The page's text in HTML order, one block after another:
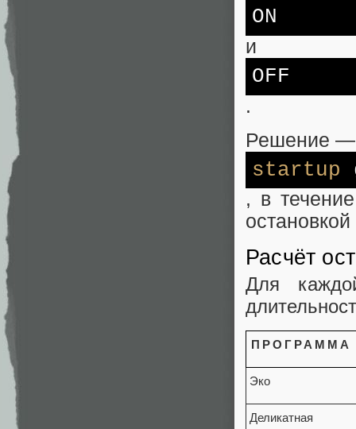
ON
и
OFF
.
Решение —
startup
, в
Расчёт
Для
ПРОГРАММА
Эко
Деликатная